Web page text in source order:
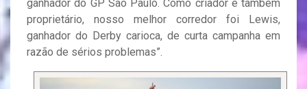
ganhador do GP São Paulo. Como criador e também
proprietário, nosso melhor corredor foi Lewis,
ganhador do Derby carioca, de curta campanha em
razão de sérios problemas”.